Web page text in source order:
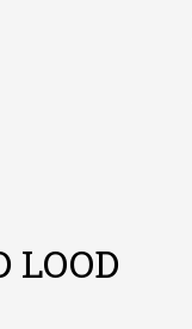
LOOD